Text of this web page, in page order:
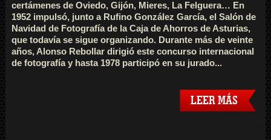
certámenes de Oviedo, Gijón, Mieres, La Felguera… En
1952 impulsó, junto a Rufino González García, el Salón de
Navidad de Fotografía de la Caja de Ahorros de Asturias,
que todavía se sigue organizando. Durante más de veinte
años, Alonso Rebollar dirigió este concurso internacional
de fotografía y hasta 1978 participó en su jurado...
LEER MÁS